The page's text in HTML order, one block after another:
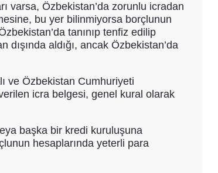
varsa, Özbekistan’da zorunlu icradan
bu yer bilinmiyorsa borçlunun
tanınıp tenfiz edilip
aldığı, ancak Özbekistan’da
ve Özbekistan Cumhuriyeti
icra belgesi, genel kural olarak
başka bir kredi kuruluşuna
hesaplarında yeterli para